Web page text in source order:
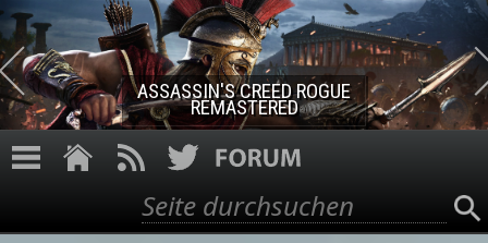
Direkt zum Inhalt
ASSASSIN'S CREED ROGUE
REMASTERED
Suchformular
Suche